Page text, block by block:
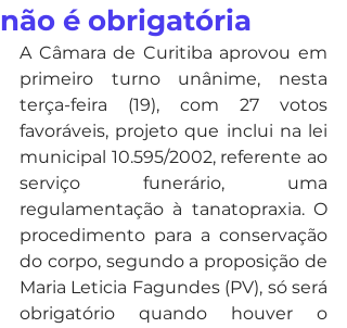
não é obrigatória
A Câmara de Curitiba aprovou em
primeiro turno unânime, nesta
terça-feira (19), com 27 votos
favoráveis, projeto que inclui na lei
municipal 10.595/2002, referente ao
serviço funerário, uma
regulamentação à tanatopraxia. O
procedimento para a conservação
do corpo, segundo a proposição de
Maria Leticia Fagundes (PV), só será
obrigatório quando houver o